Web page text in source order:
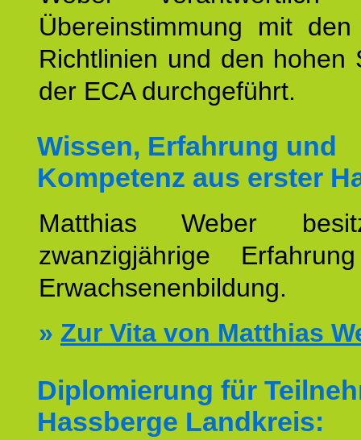
Übereinstimmung mit den
Richtlinien und den hohen
der ECA durchgeführt.
Wissen, Erfahrung und
Kompetenz aus erster
Matthias Weber
zwanzigjährige
Erwachsenenbildung.
» Zur Vita von Matthias
Diplomierung für
Hassberge Landkreis: